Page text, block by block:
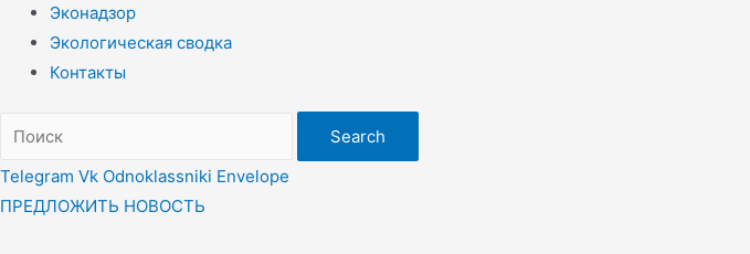
Эконадзор
Экологическая сводка
Контакты
Search
Telegram Vk Odnoklassniki Envelope
ПРЕДЛОЖИТЬ НОВОСТЬ